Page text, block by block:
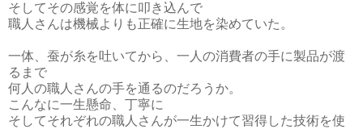
そしてその感覚を体に叩き込んで
職人さんは機械よりも正確に生地を染めていた。
一体、蚕が糸を吐いてから、一人の消費者の手に製品が渡
るまで
何人の職人さんの手を通るのだろうか。
こんなに一生懸命、丁寧に
そしてそれぞれの職人さんが一生かけて習得した技術を使